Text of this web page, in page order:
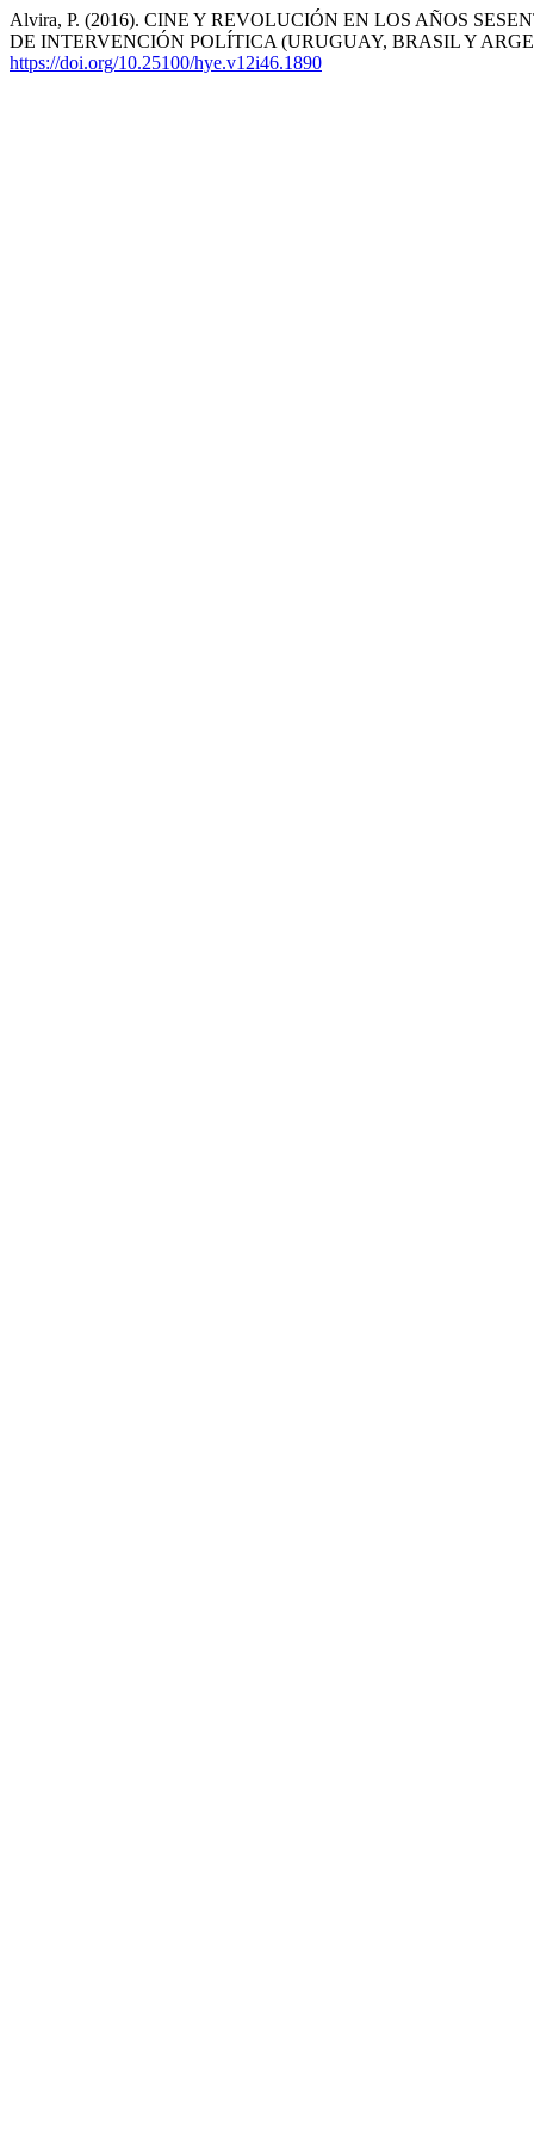
Alvira, P. (2016). CINE Y REVOLUCIÓN EN LOS AÑOS
DE INTERVENCIÓN POLÍTICA (URUGUAY, BRASIL Y
https://doi.org/10.25100/hye.v12i46.1890